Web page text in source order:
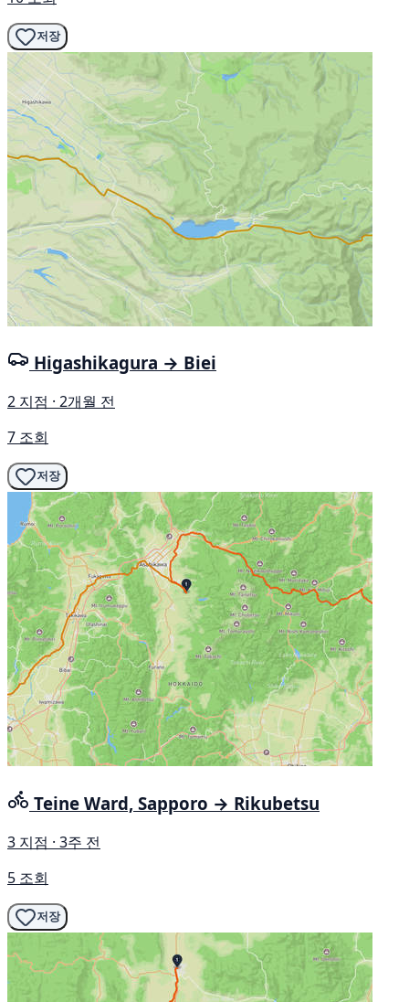
저장
Higashikagura → Biei
2 지점 · 2개월 전
7 조회
저장
Teine Ward, Sapporo → Rikubetsu
3 지점 · 3주 전
5 조회
저장